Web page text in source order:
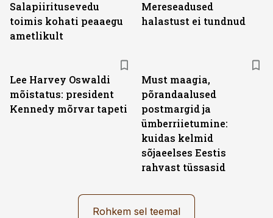
Salapiiritusevedu
toimis kohati peaaegu
ametlikult
Mereseadused
halastust ei tundnud
Lee Harvey Oswaldi
mõistatus: president
Kennedy mõrvar tapeti
Must maagia,
põrandaalused
postmargid ja
ümberriietumine:
kuidas kelmid
sõjaeelses Eestis
rahvast tüssasid
Rohkem sel teemal